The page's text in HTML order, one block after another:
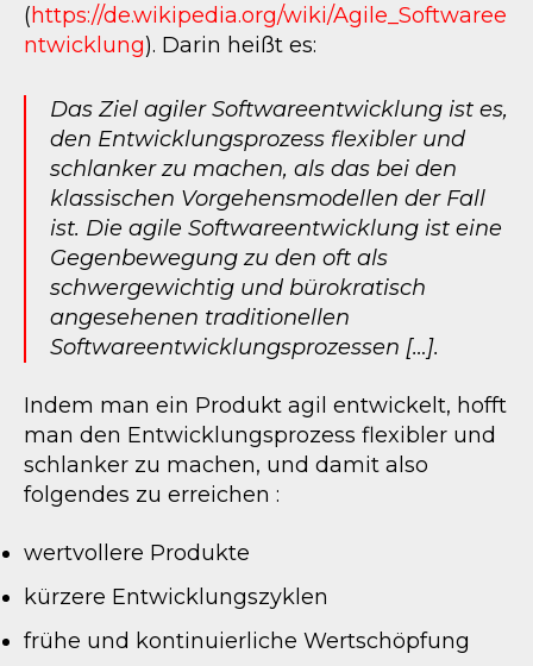
(https://de.wikipedia.org/wiki/Agile_Softwaree
ntwicklung). Darin heißt es:
Das Ziel agiler Softwareentwicklung ist es,
den Entwicklungsprozess flexibler und
schlanker zu machen, als das bei den
klassischen Vorgehensmodellen der Fall
ist. Die agile Softwareentwicklung ist eine
Gegenbewegung zu den oft als
schwergewichtig und bürokratisch
angesehenen traditionellen
Softwareentwicklungsprozessen […].
Indem man ein Produkt agil entwickelt, hofft
man den Entwicklungsprozess flexibler und
schlanker zu machen, und damit also
folgendes zu erreichen :
wertvollere Produkte
kürzere Entwicklungszyklen
frühe und kontinuierliche Wertschöpfung